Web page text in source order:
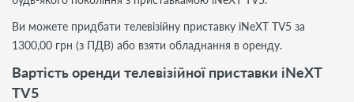
Ви можете придбати телевізійну приставку iNeXT TV5 за
1300,00 грн (з ПДВ) або взяти обладнання в оренду.
Вартість оренди телевізійної приставки iNeXT
TV5